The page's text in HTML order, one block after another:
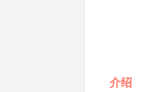
介绍